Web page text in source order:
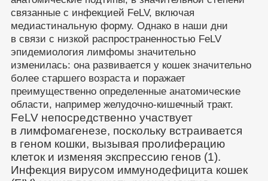
связанные с инфекцией FeLV, включая
медиастинальную форму. Однако в наши дни
в связи с низкой распространенностью FeLV
эпидемиология лимфомы значительно
изменилась: она развивается у кошек значительно
более старшего возраста и поражает
преимущественно определенные анатомические
области, например желудочно-кишечный тракт.
FeLV непосредственно участвует
в лимфомагенезе, поскольку встраивается
в геном кошки, вызывая пролиферацию
клеток и изменяя экспрессию генов (1).
Инфекция вирусом иммунодефицита кошек